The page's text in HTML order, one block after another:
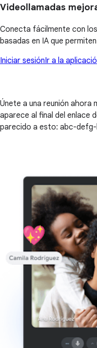
Videollamadas
Conecta fácilmente con
basadas en IA que
Iniciar sesiónIr a la
Únete a una reunión ahora
aparece al final del enlace
parecido a esto: abc-